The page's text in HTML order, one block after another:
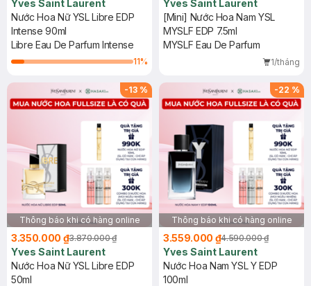
Yves Saint Laurent
Nước Hoa Nữ YSL Libre EDP
Intense 90ml
Libre Eau De Parfum Intense
11%
Yves Saint Laurent
[Mini] Nước Hoa Nam YSL
MYSLF EDP 7.5ml
MYSLF Eau De Parfum
1/tháng
-13 %
Thông báo khi có hàng online
3.350.000 ₫3.870.000 ₫
Yves Saint Laurent
Nước Hoa Nữ YSL Libre EDP
50ml
-22 %
Thông báo khi có hàng online
3.559.000 ₫4.590.000 ₫
Yves Saint Laurent
Nước Hoa Nam YSL Y EDP
100ml